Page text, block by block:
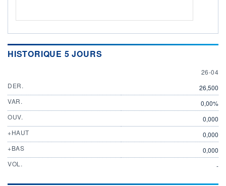
HISTORIQUE 5 JOURS
26
26-04
DER.
26,500
VAR.
0,00%
OUV.
0,000
+HAUT
0,000
+BAS
0,000
VOL.
-